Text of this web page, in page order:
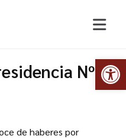
Nº
de haberes por